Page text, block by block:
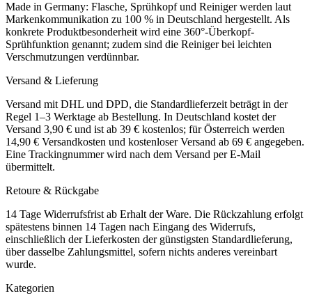
Made in Germany: Flasche, Sprühkopf und Reiniger werden laut
Markenkommunikation zu 100 % in Deutschland hergestellt. Als
konkrete Produktbesonderheit wird eine 360°-Überkopf-
Sprühfunktion genannt; zudem sind die Reiniger bei leichten
Verschmutzungen verdünnbar.
Versand & Lieferung
Versand mit DHL und DPD, die Standardlieferzeit beträgt in der
Regel 1–3 Werktage ab Bestellung. In Deutschland kostet der
Versand 3,90 € und ist ab 39 € kostenlos; für Österreich werden
14,90 € Versandkosten und kostenloser Versand ab 69 € angegeben.
Eine Trackingnummer wird nach dem Versand per E-Mail
übermittelt.
Retoure & Rückgabe
14 Tage Widerrufsfrist ab Erhalt der Ware. Die Rückzahlung erfolgt
spätestens binnen 14 Tagen nach Eingang des Widerrufs,
einschließlich der Lieferkosten der günstigsten Standardlieferung,
über dasselbe Zahlungsmittel, sofern nichts anderes vereinbart
wurde.
Kategorien